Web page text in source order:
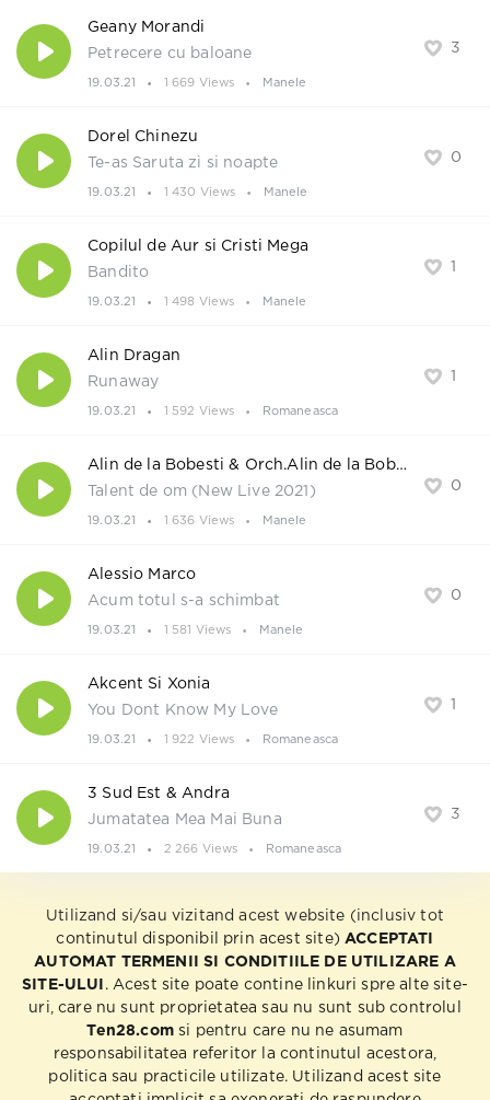
3
Geany Morandi
Petrecere cu baloane
19.03.21 1 669 Views Manele
0
Dorel Chinezu
Te-as Saruta zi si noapte
19.03.21 1 430 Views Manele
1
Copilul de Aur si Cristi Mega
Bandito
19.03.21 1 498 Views Manele
1
Alin Dragan
Runaway
19.03.21 1 592 Views Romaneasca
0
Alin de la Bobesti & Orch.Alin de la Bobesti
Talent de om (New Live 2021)
19.03.21 1 636 Views Manele
0
Alessio Marco
Acum totul s-a schimbat
19.03.21 1 581 Views Manele
1
Akcent Si Xonia
You Dont Know My Love
19.03.21 1 922 Views Romaneasca
3
3 Sud Est & Andra
Jumatatea Mea Mai Buna
19.03.21 2 266 Views Romaneasca
Utilizand si/sau vizitand acest website (inclusiv tot
continutul disponibil prin acest site) ACCEPTATI
AUTOMAT TERMENII SI CONDITIILE DE UTILIZARE A
SITE-ULUI
. Acest site poate contine linkuri spre alte site-
uri, care nu sunt proprietatea sau nu sunt sub controlul
Ten28.comsi pentru care nu ne asumam
responsabilitatea referitor la continutul acestora,
politica sau practicile utilizate. Utilizand acest site